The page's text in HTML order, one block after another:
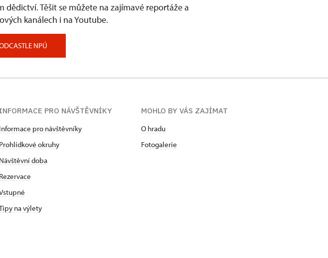
Těšit se můžete na zajímavé reportáže a
kanálech i na Youtube.
NPÚ
INFORMACE PRO NÁVŠTĚVNÍKY
Informace pro návštěvníky
Prohlídkové okruhy
Návštěvní doba
Rezervace
na výlety
MOHLO BY VÁS ZAJÍMAT
O hradu
Fotogalerie